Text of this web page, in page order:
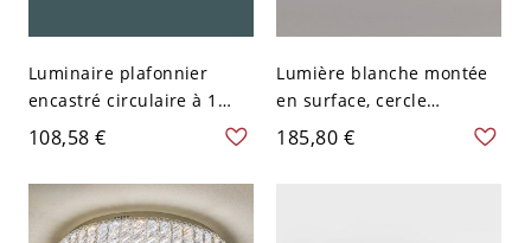
Luminaire plafonnier
encastré circulaire à 1
lumière en chrome
résidentiel avec lumière
froide, électrique direct,
110V-120V, 10"
108,58 €
Lumière blanche montée
en surface, cercle
métallique, adaptée pour
le salon - Chrome 110 V-
185,80 €